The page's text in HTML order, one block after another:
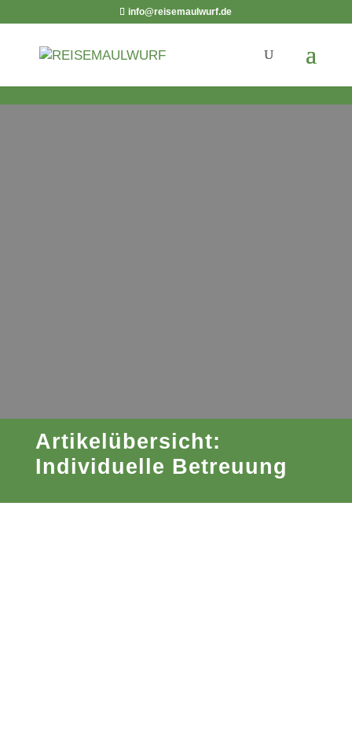
info@reisemaulwurf.de
Artikelübersicht:
Individuelle Betreuung